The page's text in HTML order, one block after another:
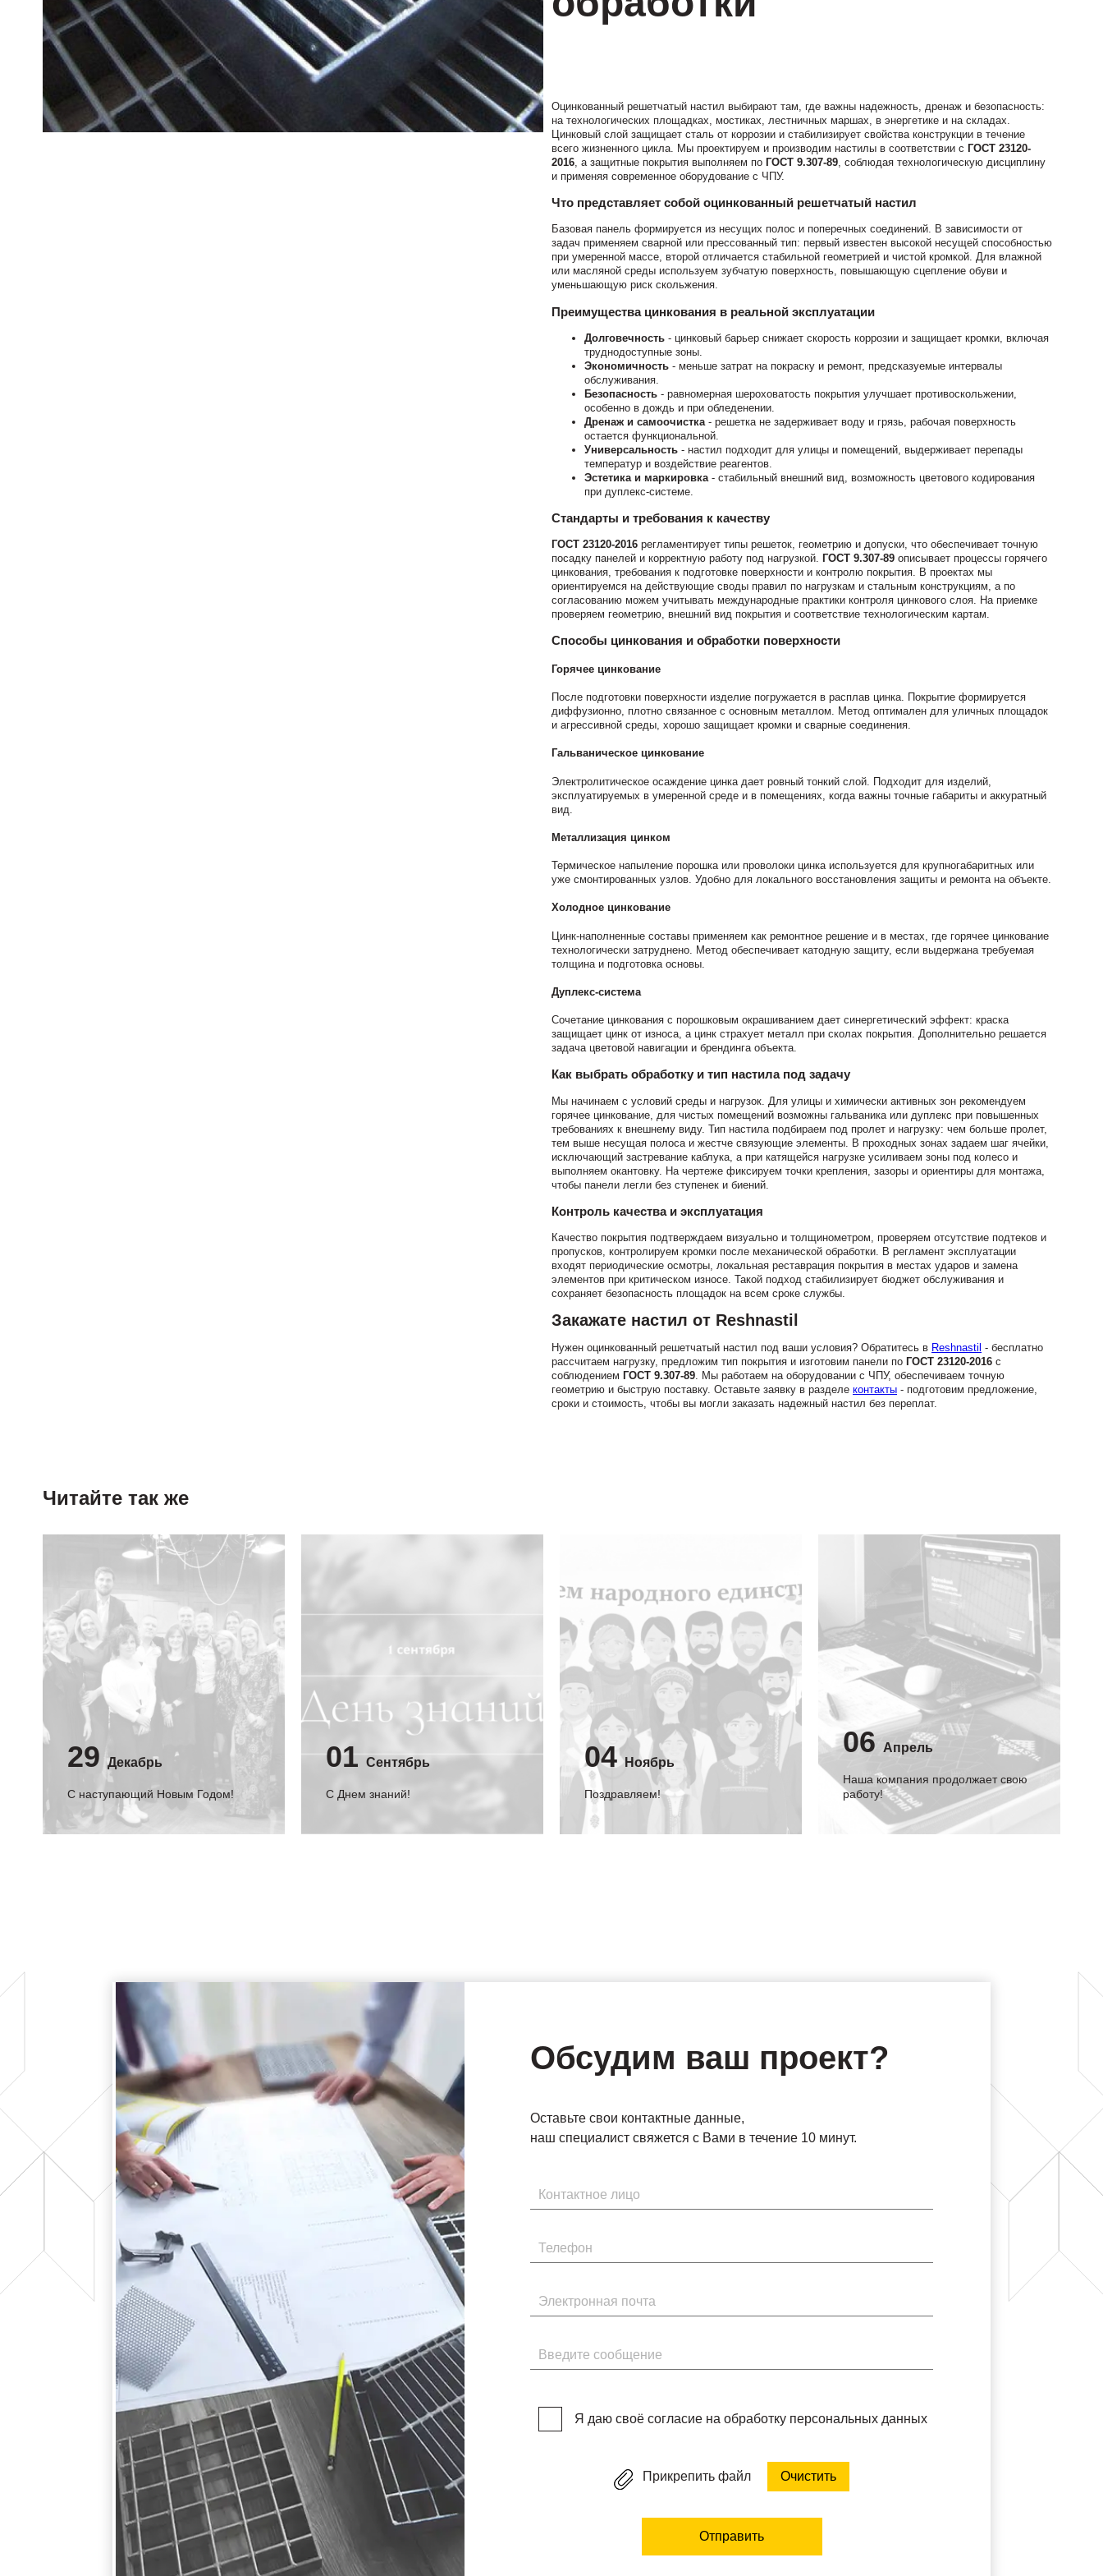
Оцинкованный решетчатый настил выбирают там, где важны надежность, дренаж и безопасность:
на технологических площадках, мостиках, лестничных маршах, в энергетике и на складах.
Цинковый слой защищает сталь от коррозии и стабилизирует свойства конструкции в течение
всего жизненного цикла. Мы проектируем и производим настилы в соответствии с ГОСТ 23120-
2016, а защитные покрытия выполняем по ГОСТ 9.307-89, соблюдая технологическую дисциплину
и применяя современное оборудование с ЧПУ.
Что представляет собой оцинкованный решетчатый настил
Базовая панель формируется из несущих полос и поперечных соединений. В зависимости от
задач применяем сварной или прессованный тип: первый известен высокой несущей способностью
при умеренной массе, второй отличается стабильной геометрией и чистой кромкой. Для влажной
или масляной среды используем зубчатую поверхность, повышающую сцепление обуви и
уменьшающую риск скольжения.
Преимущества цинкования в реальной эксплуатации
Долговечность - цинковый барьер снижает скорость коррозии и защищает кромки, включая
труднодоступные зоны.
Экономичность - меньше затрат на покраску и ремонт, предсказуемые интервалы
обслуживания.
Безопасность - равномерная шероховатость покрытия улучшает противоскольжении,
особенно в дождь и при обледенении.
Дренаж и самоочистка - решетка не задерживает воду и грязь, рабочая поверхность
остается функциональной.
Универсальность - настил подходит для улицы и помещений, выдерживает перепады
температур и воздействие реагентов.
Эстетика и маркировка - стабильный внешний вид, возможность цветового кодирования
при дуплекс-системе.
Стандарты и требования к качеству
ГОСТ 23120-2016 регламентирует типы решеток, геометрию и допуски, что обеспечивает точную
посадку панелей и корректную работу под нагрузкой. ГОСТ 9.307-89 описывает процессы горячего
цинкования, требования к подготовке поверхности и контролю покрытия. В проектах мы
ориентируемся на действующие своды правил по нагрузкам и стальным конструкциям, а по
согласованию можем учитывать международные практики контроля цинкового слоя. На приемке
проверяем геометрию, внешний вид покрытия и соответствие технологическим картам.
Способы цинкования и обработки поверхности
Горячее цинкование
После подготовки поверхности изделие погружается в расплав цинка. Покрытие формируется
диффузионно, плотно связанное с основным металлом. Метод оптимален для уличных площадок
и агрессивной среды, хорошо защищает кромки и сварные соединения.
Гальваническое цинкование
Электролитическое осаждение цинка дает ровный тонкий слой. Подходит для изделий,
эксплуатируемых в умеренной среде и в помещениях, когда важны точные габариты и аккуратный
вид.
Металлизация цинком
Термическое напыление порошка или проволоки цинка используется для крупногабаритных или
уже смонтированных узлов. Удобно для локального восстановления защиты и ремонта на объекте.
Холодное цинкование
Цинк-наполненные составы применяем как ремонтное решение и в местах, где горячее цинкование
технологически затруднено. Метод обеспечивает катодную защиту, если выдержана требуемая
толщина и подготовка основы.
Дуплекс-система
Сочетание цинкования с порошковым окрашиванием дает синергетический эффект: краска
защищает цинк от износа, а цинк страхует металл при сколах покрытия. Дополнительно решается
задача цветовой навигации и брендинга объекта.
Как выбрать обработку и тип настила под задачу
Мы начинаем с условий среды и нагрузок. Для улицы и химически активных зон рекомендуем
горячее цинкование, для чистых помещений возможны гальваника или дуплекс при повышенных
требованиях к внешнему виду. Тип настила подбираем под пролет и нагрузку: чем больше пролет,
тем выше несущая полоса и жестче связующие элементы. В проходных зонах задаем шаг ячейки,
исключающий застревание каблука, а при катящейся нагрузке усиливаем зоны под колесо и
выполняем окантовку. На чертеже фиксируем точки крепления, зазоры и ориентиры для монтажа,
чтобы панели легли без ступенек и биений.
Контроль качества и эксплуатация
Качество покрытия подтверждаем визуально и толщинометром, проверяем отсутствие подтеков и
пропусков, контролируем кромки после механической обработки. В регламент эксплуатации
входят периодические осмотры, локальная реставрация покрытия в местах ударов и замена
элементов при критическом износе. Такой подход стабилизирует бюджет обслуживания и
сохраняет безопасность площадок на всем сроке службы.
Закажате настил от Reshnastil
Нужен оцинкованный решетчатый настил под ваши условия? Обратитесь в Reshnastil - бесплатно
рассчитаем нагрузку, предложим тип покрытия и изготовим панели по ГОСТ 23120-2016 с
соблюдением ГОСТ 9.307-89. Мы работаем на оборудовании с ЧПУ, обеспечиваем точную
геометрию и быструю поставку. Оставьте заявку в разделе контакты - подготовим предложение,
сроки и стоимость, чтобы вы могли заказать надежный настил без переплат.
Читайте так же
29 Декабрь
С наступающий Новым Годом!
01 Сентябрь
C Днем знаний!
04 Ноябрь
Поздравляем!
06 Апрель
Наша компания продолжает свою
работу!
Обсудим ваш проект?
Оставьте свои контактные данные,
наш специалист свяжется с Вами в течение 10 минут.
Имя
Телефон
Электронная почта
Введите сообщение
Я даю своё согласие на обработку персональных данных
Прикрепить файл Очистить
Отправить